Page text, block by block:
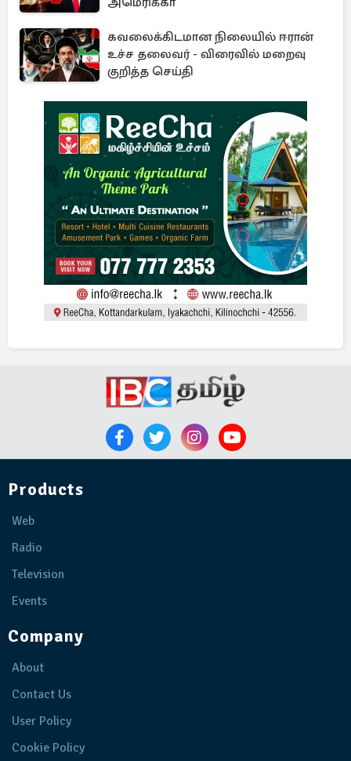
கவலைக்கிடமான நிலையில் ஈரான்
உச்ச தலைவர் - விரைவில் மறைவு
குறித்த செய்தி
Products
Web
Radio
Television
Events
Company
About
Contact Us
User Policy
Cookie Policy